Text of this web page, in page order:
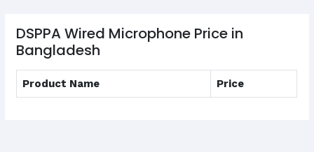
DSPPA Wired Microphone Price in
Bangladesh
Product Name Price